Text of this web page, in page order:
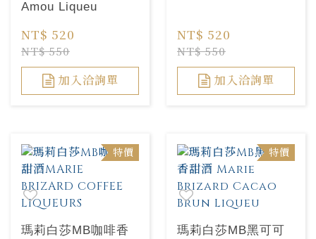
Amou Liqueu
NT$ 520
NT$ 550
加入洽詢單
NT$ 520
NT$ 550
加入洽詢單
特價
瑪莉白莎MB咖啡香
特價
瑪莉白莎MB黑可可